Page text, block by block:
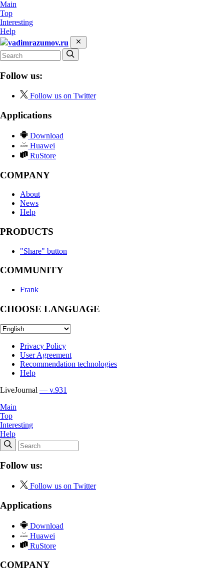
Main
Top
Interesting
Help
vadimrazumov.ru
Follow us:
Follow us on Twitter
Applications
Download
Huawei
RuStore
COMPANY
About
News
Help
PRODUCTS
"Share" button
COMMUNITY
Frank
CHOOSE LANGUAGE
Privacy Policy
User Agreement
Recommendation technologies
Help
LiveJournal — v.931
Main
Top
Interesting
Help
Follow us:
Follow us on Twitter
Applications
Download
Huawei
RuStore
COMPANY